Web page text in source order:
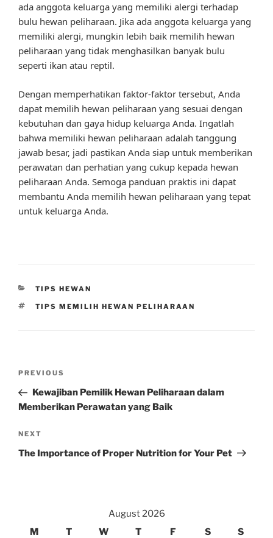
ada anggota keluarga yang memiliki alergi terhadap
bulu hewan peliharaan. Jika ada anggota keluarga yang
memiliki alergi, mungkin lebih baik memilih hewan
peliharaan yang tidak menghasilkan banyak bulu
seperti ikan atau reptil.
Dengan memperhatikan faktor-faktor tersebut, Anda
dapat memilih hewan peliharaan yang sesuai dengan
kebutuhan dan gaya hidup keluarga Anda. Ingatlah
bahwa memiliki hewan peliharaan adalah tanggung
jawab besar, jadi pastikan Anda siap untuk memberikan
perawatan dan perhatian yang cukup kepada hewan
peliharaan Anda. Semoga panduan praktis ini dapat
membantu Anda memilih hewan peliharaan yang tepat
untuk keluarga Anda.
CATEGORIES
TIPS HEWAN
TAGS
TIPS MEMILIH HEWAN PELIHARAAN
Previous
Post
PREVIOUS
Kewajiban Pemilik Hewan Peliharaan dalam
Memberikan Perawatan yang Baik
Next
Post
NEXT
The Importance of Proper Nutrition for Your Pet
August 2026
M
T W T F S S